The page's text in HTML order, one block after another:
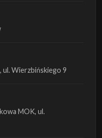
ul. Wierzbińskiego 9
MOK, ul.